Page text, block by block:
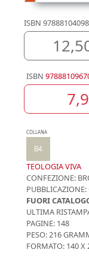
ISBN
ISBN
COLLANA
B4
TEOLOGIA VIVA
CONFEZIONE:
PUBBLICAZIONE:
FUORI
ULTIMA
PAGINE: 148
PESO: 216
FORMATO: 140 X